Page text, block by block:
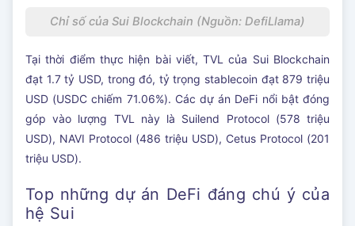
Chỉ số của Sui Blockchain (Nguồn: DefiLlama)
Tại thời điểm thực hiện bài viết, TVL của Sui Blockchain
đạt 1.7 tỷ USD, trong đó, tỷ trọng stablecoin đạt 879 triệu
USD (USDC chiếm 71.06%). Các dự án DeFi nổi bật đóng
góp vào lượng TVL này là Suilend Protocol (578 triệu
USD), NAVI Protocol (486 triệu USD), Cetus Protocol (201
triệu USD).
Top những dự án DeFi đáng chú ý của
hệ Sui